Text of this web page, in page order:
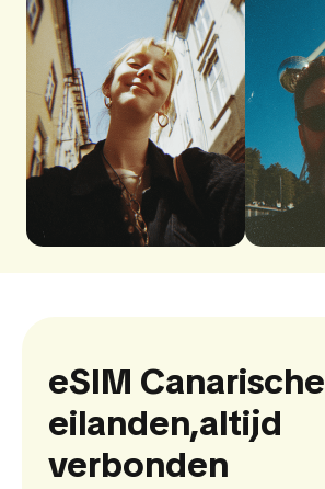
eSIM Canarische
eilanden,altijd
verbonden